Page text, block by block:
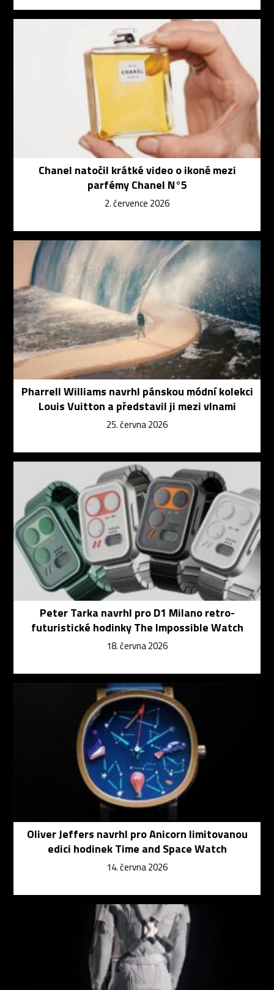
Chanel natočil krátké video o ikoně mezi
parfémy Chanel N°5
2. července 2026
Pharrell Williams navrhl pánskou módní kolekci
Louis Vuitton a představil ji mezi vlnami
25. června 2026
Peter Tarka navrhl pro D1 Milano retro-
futuristické hodinky The Impossible Watch
18. června 2026
Oliver Jeffers navrhl pro Anicorn limitovanou
edici hodinek Time and Space Watch
14. června 2026